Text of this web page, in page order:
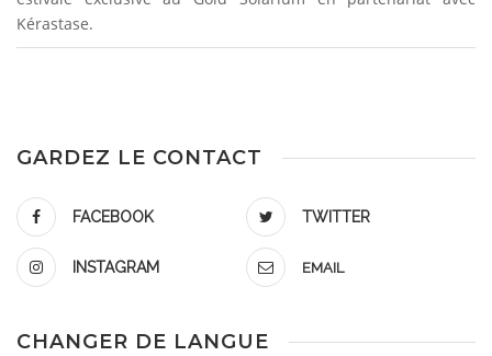
Kérastase.
GARDEZ LE CONTACT
FACEBOOK TWITTER
INSTAGRAM EMAIL
CHANGER DE LANGUE